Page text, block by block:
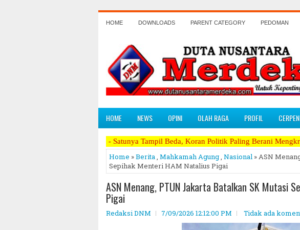
HOME DOWNLOADS PARENT CATEGORY PEDOMAN
HOME NEWS OPINI OLAH RAGA PROFIL CERPEN
Satu - Satunya Tampil Beda, Koran Politik Paling Berani Mengkritik Terpanas dan
Home »Berita, Mahkamah Agung, Nasional » ASN
Sepihak Menteri HAM Natalius Pigai
ASN Menang, PTUN Jakarta Batalkan SK Mutasi
Pigai
Redaksi DNM 7/09/2026 12:12:00 PM Tidak ada